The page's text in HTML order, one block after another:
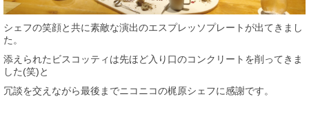
シェフの笑顔と共に素敵な演出のエスプレッソプレートが出てきまし
た。
添えられたビスコッティは先ほど入り口のコンクリートを削ってきま
した(笑)と
冗談を交えながら最後までニコニコの梶原シェフに感謝です。